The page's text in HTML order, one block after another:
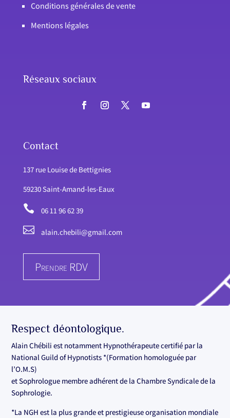
Conditions générales de vente
Mentions légales
Réseaux sociaux
Contact
137 rue Louise de Bettignies
59230 Saint-Amand-les-Eaux
 06 11 96 62 39
 alain.chebili@gmail.com
Prendre RDV
Respect déontologique.
Alain Chébili est notamment Hypnothérapeute certifié par la
National Guild of Hypnotists *(Formation homologuée par
l’O.M.S)
et Sophrologue membre adhérent de la Chambre Syndicale de la
Sophrologie.
*La NGH est la plus grande et prestigieuse organisation mondiale